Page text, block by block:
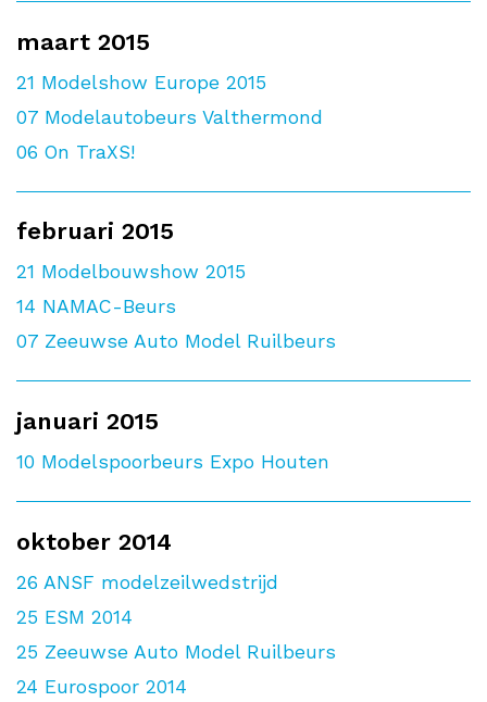
maart 2015
21 Modelshow Europe 2015
07 Modelautobeurs Valthermond
06 On TraXS!
februari 2015
21 Modelbouwshow 2015
14 NAMAC-Beurs
07 Zeeuwse Auto Model Ruilbeurs
januari 2015
10 Modelspoorbeurs Expo Houten
oktober 2014
26 ANSF modelzeilwedstrijd
25 ESM 2014
25 Zeeuwse Auto Model Ruilbeurs
24 Eurospoor 2014